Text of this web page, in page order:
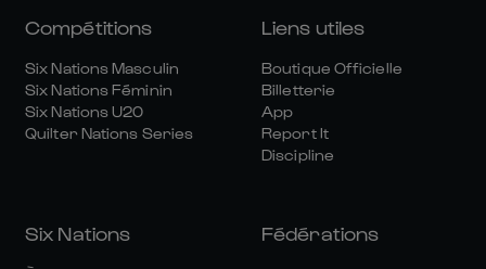
Compétitions
Six Nations Masculin
Six Nations Féminin
Six Nations U20
Quilter Nations Series
Liens utiles
Boutique Officielle
Billetterie
App
Report It
Discipline
Six Nations Fédérations